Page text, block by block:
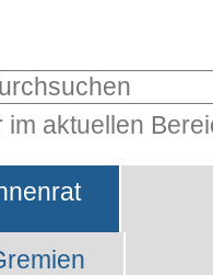
im aktuellen